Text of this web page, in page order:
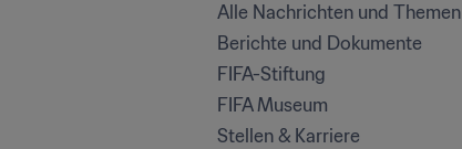
Alle Nachrichten und Themen
Berichte und Dokumente
FIFA-Stiftung
FIFA Museum
Stellen & Karriere